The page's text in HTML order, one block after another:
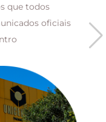
que todos
oficiais